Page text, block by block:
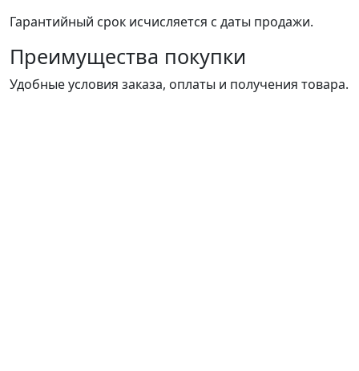
Гарантийный срок исчисляется с даты продажи.
Преимущества покупки
Удобные условия заказа, оплаты и получения товара.